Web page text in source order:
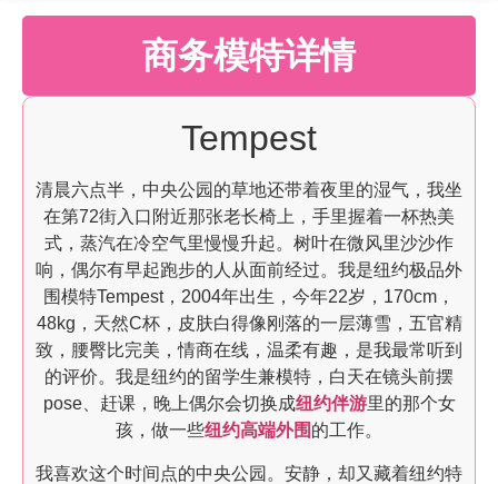
商务模特详情
Tempest
清晨六点半，中央公园的草地还带着夜里的湿气，我坐
在第72街入口附近那张老长椅上，手里握着一杯热美
式，蒸汽在冷空气里慢慢升起。树叶在微风里沙沙作
响，偶尔有早起跑步的人从面前经过。我是纽约极品外
围模特Tempest，2004年出生，今年22岁，170cm，
48kg，天然C杯，皮肤白得像刚落的一层薄雪，五官精
致，腰臀比完美，情商在线，温柔有趣，是我最常听到
的评价。我是纽约的留学生兼模特，白天在镜头前摆
pose、赶课，晚上偶尔会切换成纽约伴游里的那个女
孩，做一些纽约高端外围 的工作。
我喜欢这个时间点的中央公园。安静，却又藏着纽约特